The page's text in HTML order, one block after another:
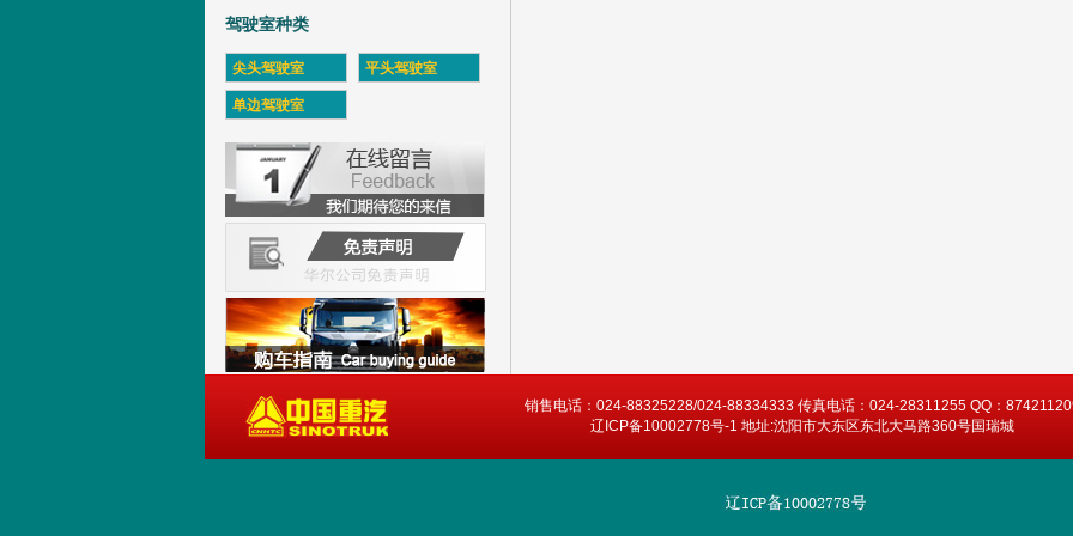
驾驶室种类
尖头驾驶室 平头驾驶室
单边驾驶室
销售电话：024-88325228/024-88334333 传真电话：024-28311255 QQ：
辽ICP备10002778号-1 地址:沈阳市大东区东北大马路360号国瑞城